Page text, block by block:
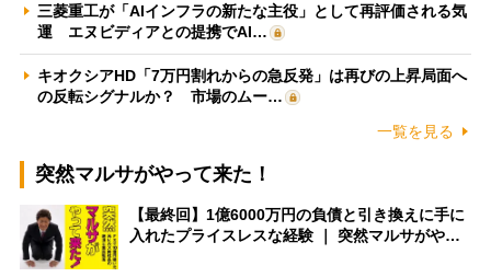
三菱重工が「AIインフラの新たな主役」として再評価される気
運 エヌビディアとの提携でAI…
キオクシアHD「7万円割れからの急反発」は再びの上昇局面へ
の反転シグナルか？ 市場のムー…
一覧を見る
突然マルサがやって来た！
【最終回】1億6000万円の負債と引き換えに手に
入れたプライスレスな経験 ｜ 突然マルサがや…